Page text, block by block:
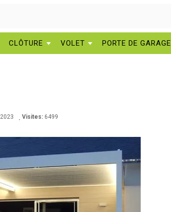
CLÔTURE VOLET PORTE DE GARAGE
2023 Visites: 6499